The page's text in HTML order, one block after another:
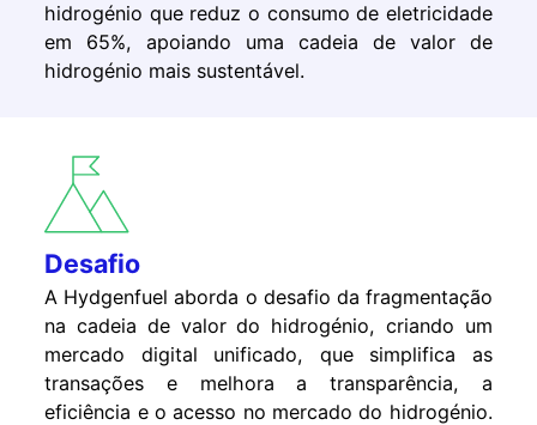
hidrogénio que reduz o consumo de eletricidade
em 65%, apoiando uma cadeia de valor de
hidrogénio mais sustentável.
Desafio
A Hydgenfuel aborda o desafio da fragmentação
na cadeia de valor do hidrogénio, criando um
mercado digital unificado, que simplifica as
transações e melhora a transparência, a
eficiência e o acesso no mercado do hidrogénio.